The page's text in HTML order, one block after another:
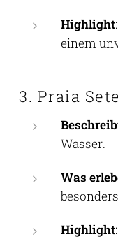
Highlight
einem
3. Praia
Wasser.
Was
Highlight